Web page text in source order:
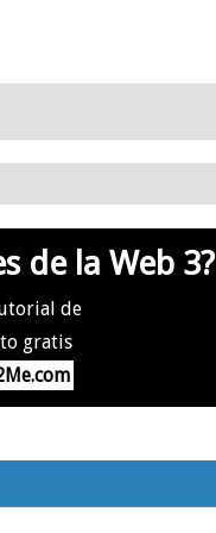
de la Web 3?
de
gratis